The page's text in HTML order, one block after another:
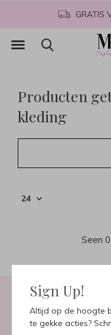
Sign Up!
Altijd op de hoogte
te gekke acties?
GRATIS
Producten
kleding
Seen
Meld